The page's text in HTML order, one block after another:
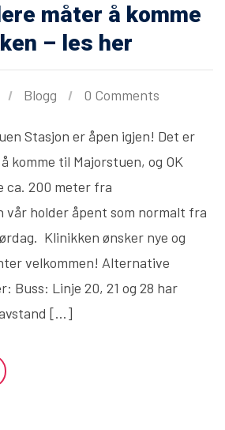
måter å komme
– les her
Blogg 0 Comments
Stasjon er åpen igjen! Det er
komme til Majorstuen, og OK
ca. 200 meter fra
vår holder åpent som normalt fra
Klinikken ønsker nye og
velkommen! Alternative
Buss: Linje 20, 21 og 28 har
[…]